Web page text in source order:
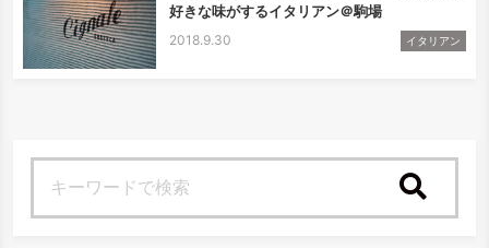
好きな味がするイタリアン＠駒場
2018.9.30 イタリアン